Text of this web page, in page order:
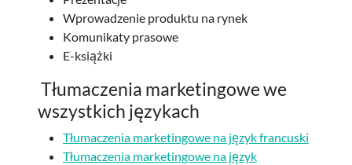
Wprowadzenie produktu na rynek
Komunikaty prasowe
E-książki
Tłumaczenia marketingowe we
wszystkich językach
Tłumaczenia marketingowe na język francuski
Tłumaczenia marketingowe na język